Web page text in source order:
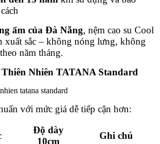
ẩm của Đà Nẵng, nệm cao su Cool
xuất sắc – không nóng lưng, không
năm tháng.
Thiên Nhiên TATANA Standard
với mức giá dễ tiếp cận hơn:
Độ dày
10cm
Ghi chú